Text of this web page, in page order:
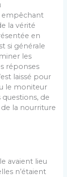
empêchant
la vérité
en
si générale
les
réponses
laissé pour
le moniteur
questions, de
la nourriture
avaient lieu
n’étaient